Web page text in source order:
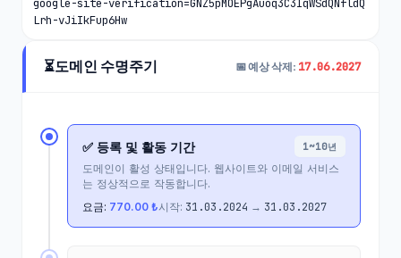
google-site-verification=GNZ5pMOEPgAuoq3C3IqWSdQNfldQ
Lrh-vJiIkFup6Hw
⏳도메인 수명주기 📅 예상 삭제: 17.06.2027
✅ 등록 및 활동 기간 1~10년
도메인이 활성 상태입니다. 웹사이트와 이메일 서비스
는 정상적으로 작동합니다.
요금: 770.00 ₺시작: 31.03.2024 → 31.03.2027